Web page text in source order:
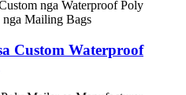
Custom Waterproof